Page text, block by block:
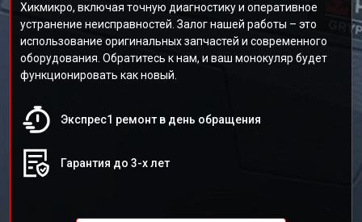
Хикмикро, включая точную диагностику и оперативное
устранение неисправностей. Залог нашей работы – это
использование оригинальных запчастей и современного
оборудования. Обратитесь к нам, и ваш монокуляр будет
функционировать как новый.
Экспрес1 ремонт в день обращения
Гарантия до 3-х лет